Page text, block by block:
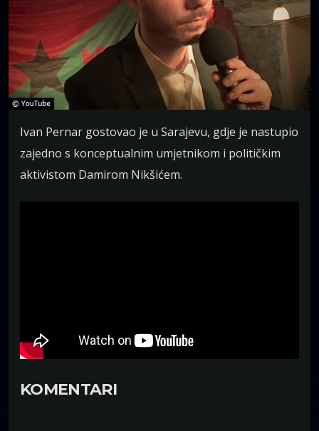
Ivan Pernar gostovao je u Sarajevu, gdje je nastupio
zajedno s konceptualnim umjetnikom i političkim
aktivistom Damirom Nikšićem.
KOMENTARI